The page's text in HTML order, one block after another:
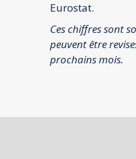
Eurostat.
Ces chiffres sont
peuvent être
prochains mois.